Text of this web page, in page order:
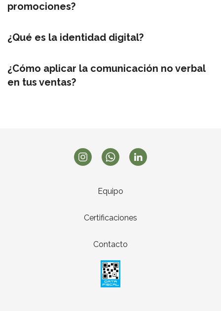
promociones?
¿Qué es la identidad digital?
¿Cómo aplicar la comunicación no verbal
en tus ventas?
Equipo
Certificaciones
Contacto